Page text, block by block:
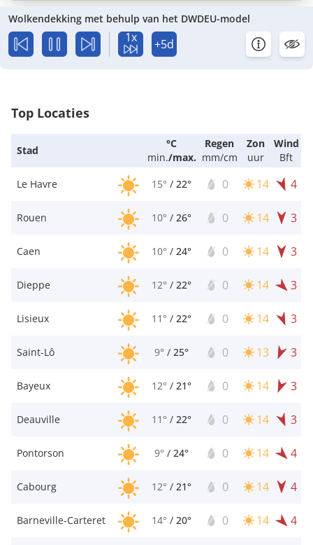
Wolkendekking met behulp van het DWDEU-model
1x +5d
Top Locaties
Stad
°C
min./max.
Regen
mm/cm
Zon
uur
Wind
Bft
Le Havre
15° / 22° 0 14 4
Rouen 10° / 26° 0 14 3
Caen 10° / 24° 0 14 3
Dieppe 12° / 22° 0 14 3
Lisieux 11° / 22° 0 14 3
Saint-Lô 9° / 25° 0 13 3
Bayeux 12° / 21° 0 14 3
Deauville 11° / 22° 0 14 3
Pontorson 9° / 24° 0 14 4
Cabourg 12° / 21° 0 14 4
Barneville-Carteret 14° / 20° 0 14 4